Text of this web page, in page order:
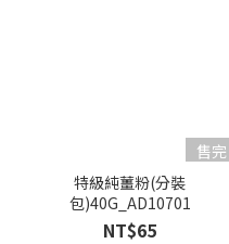
售完
特級純薑粉(分裝
包)40G_AD10701
NT$65